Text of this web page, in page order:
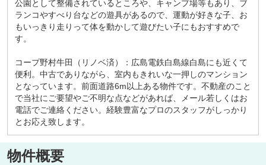
公園として整備されているところや、キャンプ場等もあり、ブ
ランコやすべり台などの遊具があるので、運動が好きな子、お
もいっきり走りって体を動かして遊びたい子にもおすすめで
す。
コープ野村牛田（リノベ済）：広島電鉄白島線白島にも近くて
便利。中古でありながら、室内もきれいな一押しのマンション
となっています。前面道路6m以上ある物件です。不動産のこと
で当社にご要望やご不明な点などがあれば、メール若しくはお
電話でご連絡ください。経験豊富なプロのスタッフがしっかり
とお応え致します。
物件概要